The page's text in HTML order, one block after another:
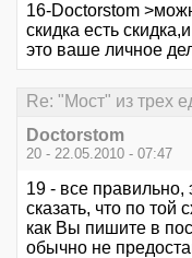
16-Doctorstom
скидка есть
это ваше личное
Re: "Мост" из трех
Doctorstom
20 - 22.05.2010 - 07:47
19 - все правильно,
сказать, что по той
как Вы пишите в
обычно не